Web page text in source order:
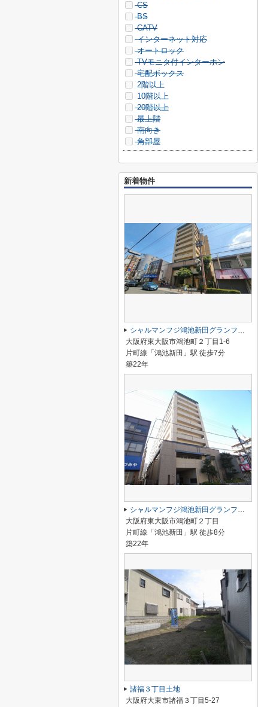
CS
BS
CATV
インターネット対応
オートロック
TVモニタ付インターホン
宅配ボックス
2階以上
10階以上
20階以上
最上階
南向き
角部屋
新着物件
シャルマンフジ鴻池新田グランフォーラム
大阪府東大阪市鴻池町２丁目1-6
片町線「鴻池新田」駅 徒歩7分
築22年
シャルマンフジ鴻池新田グランフォーラム
大阪府東大阪市鴻池町２丁目
片町線「鴻池新田」駅 徒歩8分
築22年
諸福３丁目土地
大阪府大東市諸福３丁目5-27